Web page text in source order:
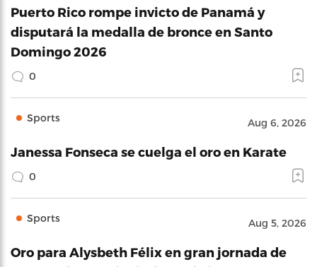
Puerto Rico rompe invicto de Panamá y
disputará la medalla de bronce en Santo
Domingo 2026
0
Sports Aug 6, 2026
Janessa Fonseca se cuelga el oro en Karate
0
Sports Aug 5, 2026
Oro para Alysbeth Félix en gran jornada de